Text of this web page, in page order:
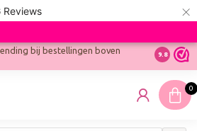
Reviews ×
bij bestellingen boven
Ontdek
9.8
0